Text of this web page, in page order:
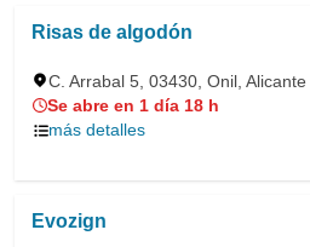
Risas de algodón
C. Arrabal 5, 03430, Onil, Alicante
Se abre en 1 día 18 h
más detalles
Evozign